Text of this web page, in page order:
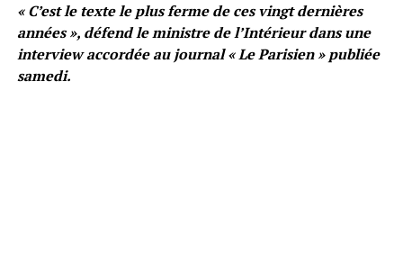
« C’est le texte le plus ferme de ces vingt dernières
années », défend le ministre de l’Intérieur dans une
interview accordée au journal « Le Parisien » publiée
samedi.